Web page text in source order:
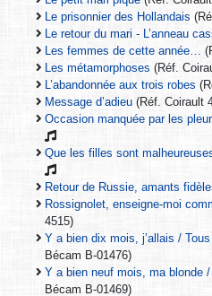
Le prisonnier des Hollandais
Le retour du mari - L’anneau
Les femmes de cette année…
Les métamorphoses (Réf.
L’abandonnée aux trois robes
Message d’adieu (Réf. Coirault
Occasion manquée par les
Que les filles sont
Retour de Russie, amants
Rossignolet, enseigne-moi
4515)
Y a bien dix mois, j’allais /
Bécam B-01476)
Y a bien neuf mois, ma blonde
Bécam B-01469)